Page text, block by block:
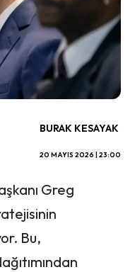
BURAK KESAYAK
20 MAYIS 2026 | 23:00
Greg
Bu,